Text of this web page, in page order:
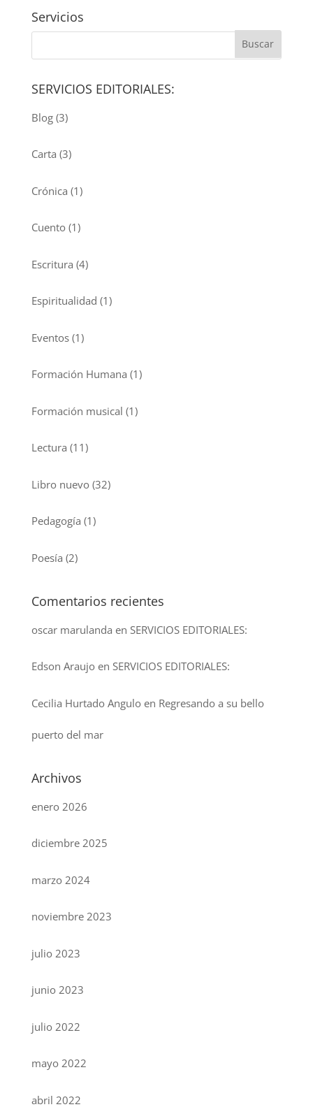
Servicios
SERVICIOS EDITORIALES:
Blog(3)
Carta (3)
Crónica (1)
Cuento(1)
Escritura (4)
Espiritualidad (1)
Eventos(1)
Formación Humana (1)
Formación musical (1)
Lectura (11)
Libro nuevo(32)
Pedagogía (1)
Poesía (2)
Comentarios recientes
oscar marulanda en SERVICIOS EDITORIALES:
Edson Araujoen SERVICIOS EDITORIALES:
Cecilia Hurtado Anguloen Regresando a su bello
puerto del mar
Archivos
enero 2026
diciembre 2025
marzo 2024
noviembre 2023
julio 2023
junio 2023
julio 2022
mayo 2022
abril 2022